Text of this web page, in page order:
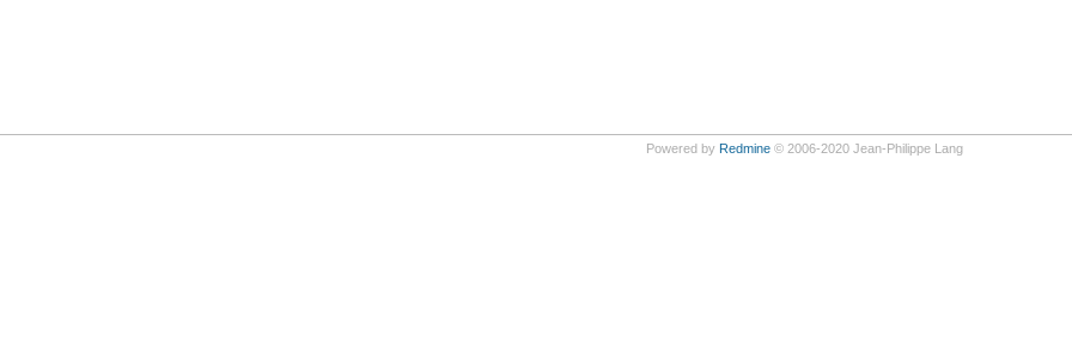
Powered by Redmine© 2006-2020 Jean-Philippe Lang